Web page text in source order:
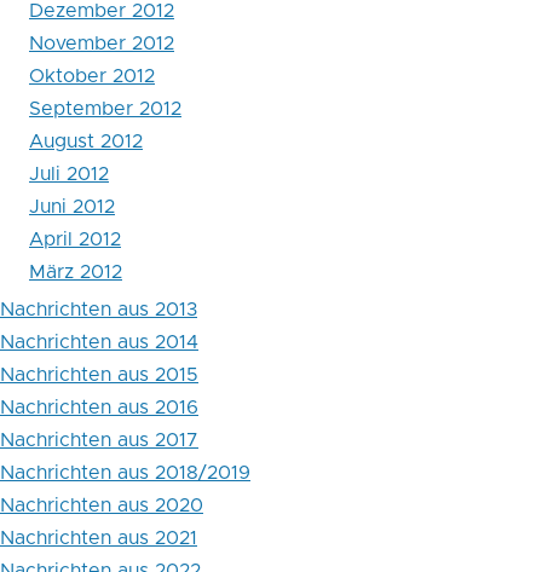
2012
Dezember 2012
November 2012
Oktober 2012
September 2012
August 2012
Juli 2012
Juni 2012
April 2012
März 2012
Nachrichten aus 2013
Nachrichten aus 2014
Nachrichten aus 2015
Nachrichten aus 2016
Nachrichten aus 2017
Nachrichten aus 2018/2019
Nachrichten aus 2020
Nachrichten aus 2021